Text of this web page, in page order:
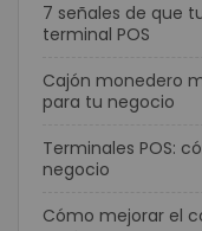
7 señales de que
terminal POS
Cajón monedero
para tu negocio
Terminales POS:
negocio
Cómo mejorar el